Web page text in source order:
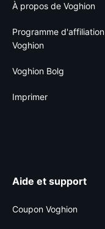
À propos de Voghion
Programme d'affiliation
Voghion
Voghion Bolg
Imprimer
Aide et support
Coupon Voghion